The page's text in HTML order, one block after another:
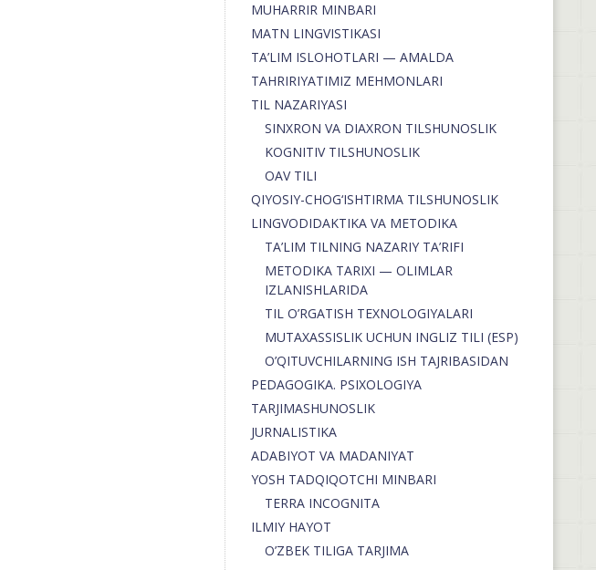
MUHARRIR MINBARI
MATN LINGVISTIKASI
TA’LIM ISLOHOTLARI — AMALDA
TAHRIRIYATIMIZ MEHMONLARI
TIL NAZARIYASI
SINXRON VA DIAXRON TILSHUNOSLIK
KOGNITIV TILSHUNOSLIK
OAV TILI
QIYOSIY-CHOG‘ISHTIRMA TILSHUNOSLIK
LINGVODIDAKTIKA VA METODIKA
TA’LIM TILNING NAZARIY TA’RIFI
METODIKA TARIXI — OLIMLAR
IZLANISHLARIDA
TIL O’RGATISH TEXNOLOGIYALARI
MUTAXASSISLIK UCHUN INGLIZ TILI (ESP)
O’QITUVCHILARNING ISH TAJRIBASIDAN
PEDAGOGIKA. PSIXOLOGIYA
TARJIMASHUNOSLIK
JURNALISTIKA
ADABIYOT VA MADANIYAT
YOSH TADQIQOTCHI MINBARI
TERRA INCOGNITA
ILMIY HAYOT
O’ZBEK TILIGA TARJIMA